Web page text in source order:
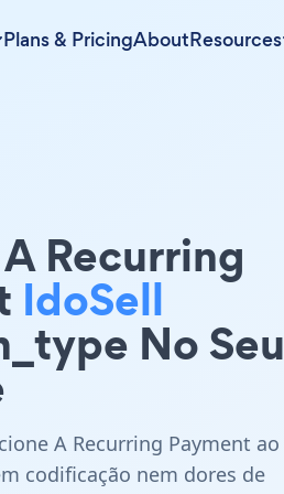
Plans & PricingAboutResources
Recurring
IdoSell
No Seu
A Recurring Payment ao
codificação nem dores de